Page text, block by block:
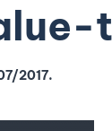
2017.